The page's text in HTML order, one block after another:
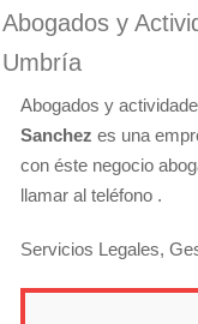
Abogados y
Umbría
Abogados y
Sanchez es una
con éste negocio
llamar al teléfono .
Servicios Legales,